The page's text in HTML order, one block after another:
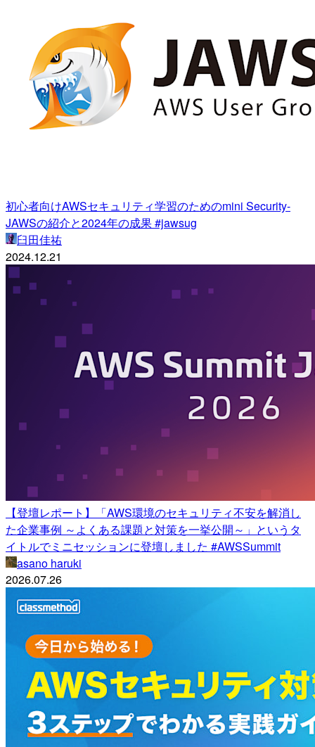
初心者向けAWSセキュリティ学習のためのmini Security-
JAWSの紹介と2024年の成果 #jawsug
臼田佳祐
2024.12.21
【登壇レポート】「AWS環境のセキュリティ不安を解消し
た企業事例 ～よくある課題と対策を一挙公開～」というタ
イトルでミニセッションに登壇しました #AWSSummit
asano haruki
2026.07.26